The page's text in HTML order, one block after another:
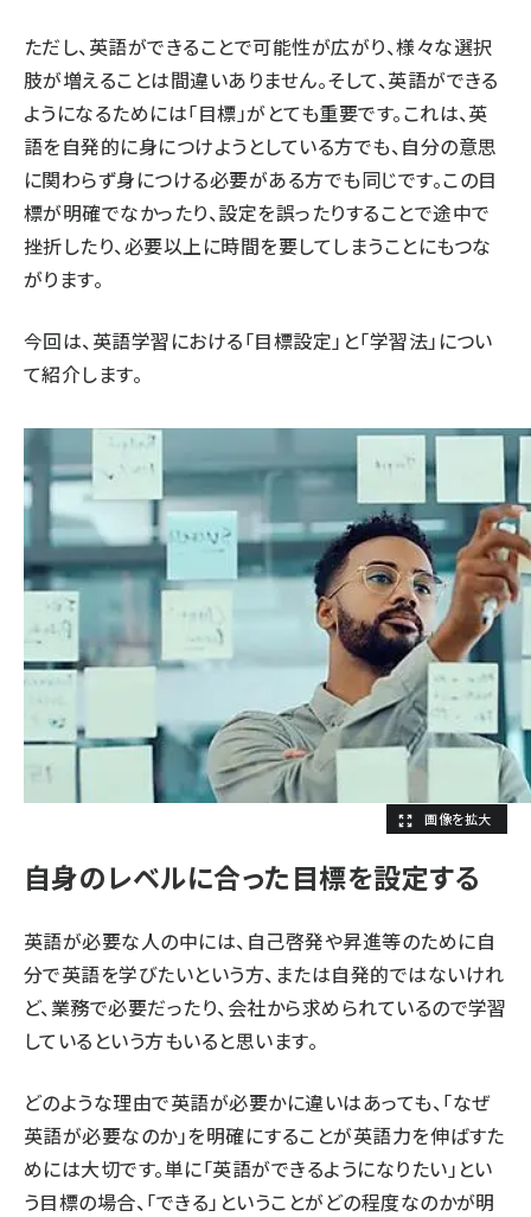
ただし、英語ができることで可能性が広がり、様々な選択
肢が増えることは間違いありません。そして、英語ができる
ようになるためには「目標」がとても重要です。これは、英
語を自発的に身につけようとしている方でも、自分の意思
に関わらず身につける必要がある方でも同じです。この目
標が明確でなかったり、設定を誤ったりすることで途中で
挫折したり、必要以上に時間を要してしまうことにもつな
がります。
今回は、英語学習における「目標設定」と「学習法」につい
て紹介します。
自身のレベルに合った目標を設定する
英語が必要な人の中には、自己啓発や昇進等のために自
分で英語を学びたいという方、または自発的ではないけれ
ど、業務で必要だったり、会社から求められているので学習
しているという方もいると思います。
どのような理由で英語が必要かに違いはあっても、「なぜ
英語が必要なのか」を明確にすることが英語力を伸ばすた
めには大切です。単に「英語ができるようになりたい」とい
う目標の場合、「できる」ということがどの程度なのかが明